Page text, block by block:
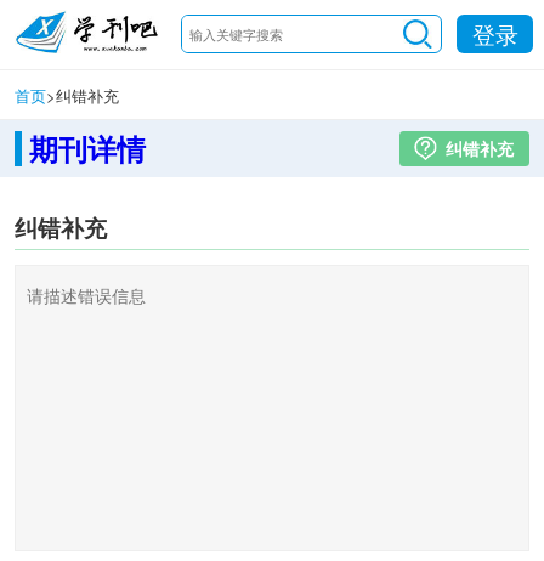
登录
首页>纠错补充
期刊详情 纠错补充
纠错补充